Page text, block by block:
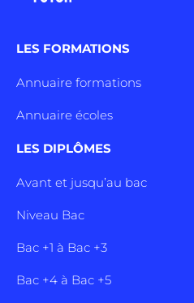
LES FORMATIONS
Annuaire formations
Annuaire écoles
LES DIPLÔMES
Avant et jusqu’au bac
Niveau Bac
Bac +1 à Bac +3
Bac +4 à Bac +5